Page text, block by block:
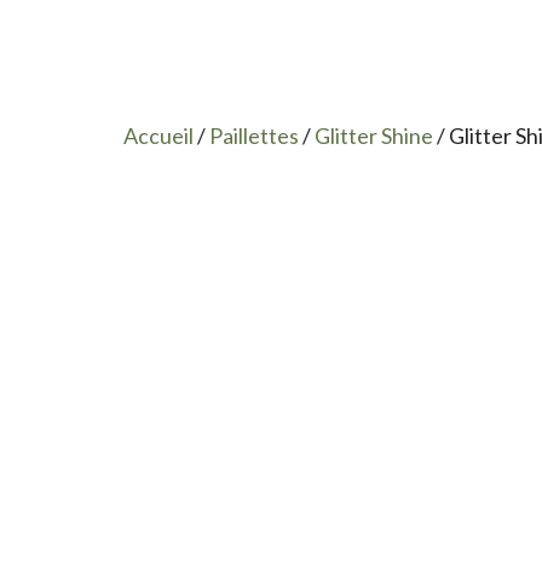
Accueil/ Paillettes/Glitter Shine/ Glitter